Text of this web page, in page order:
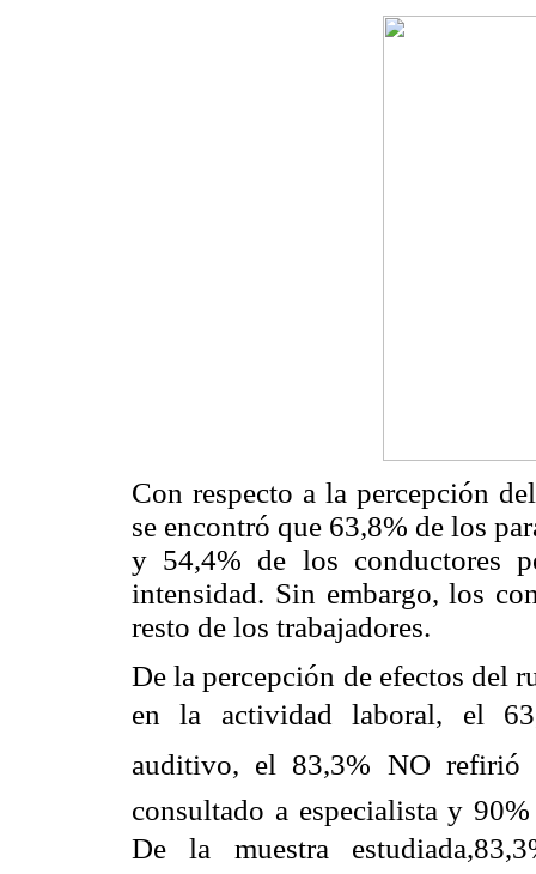
Con respecto a la percepción
se encontró que 63,8% de los
y 54,4% de los conductores
intensidad. Sin embargo, los
resto de los trabajadores.
De la percepción de efectos del
en la actividad laboral, el
auditivo, el 83,3% NO
consultado a especialista y
De la muestra